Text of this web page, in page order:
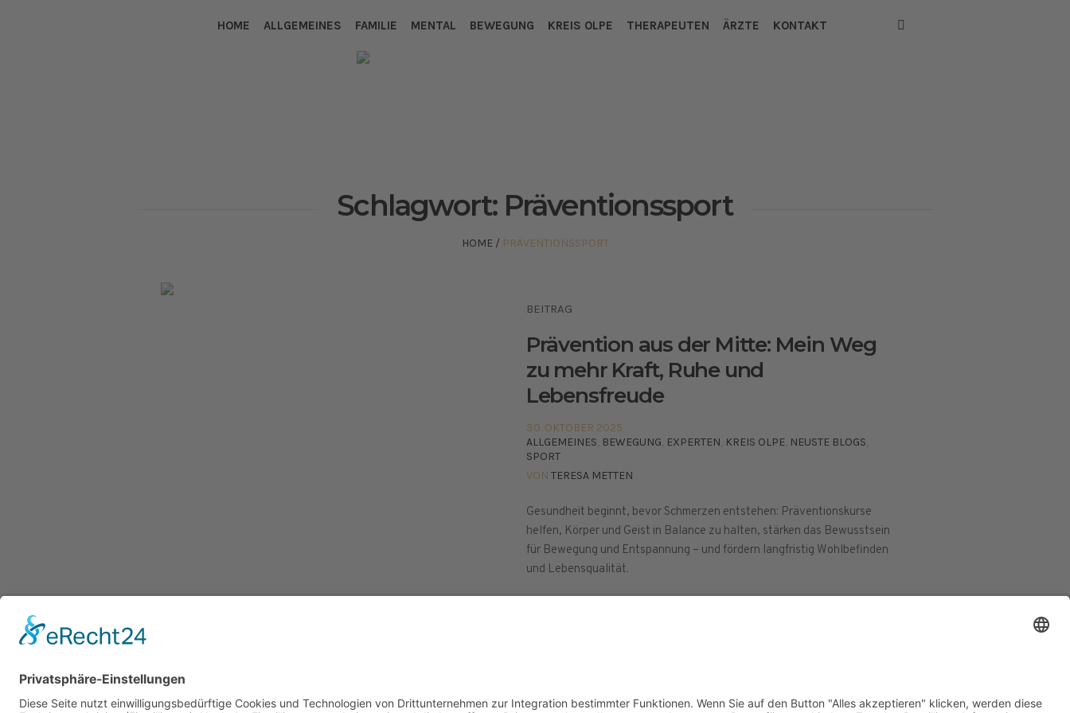
HOME ALLGEMEINES FAMILIE MENTAL BEWEGUNG KREIS OLPE THERAPEUTEN ÄRZTE KONTAKT
Schlagwort: Präventionssport
HOME / PRÄVENTIONSSPORT
BEITRAG
Prävention aus der Mitte: Mein Weg
zu mehr Kraft, Ruhe und
Lebensfreude
30. OKTOBER 2025
ALLGEMEINES, BEWEGUNG, EXPERTEN, KREIS OLPE, NEUSTE BLOGS,
SPORT
VON TERESA METTEN
Gesundheit beginnt, bevor Schmerzen entstehen: Präventionskurse
helfen, Körper und Geist in Balance zu halten, stärken das Bewusstsein
für Bewegung und Entspannung – und fördern langfristig Wohlbefinden
und Lebensqualität.